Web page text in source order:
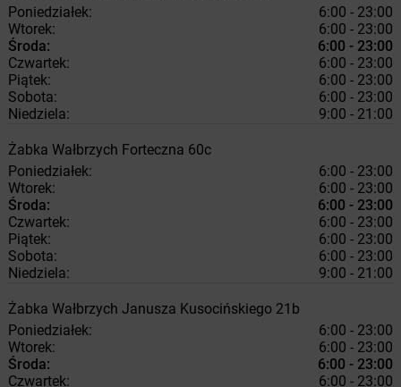
Poniedziałek:
6:00 - 23:00
Wtorek:
6:00 - 23:00
Środa:
6:00 - 23:00
Czwartek:
6:00 - 23:00
Piątek:
6:00 - 23:00
Sobota:
6:00 - 23:00
Niedziela:
9:00 - 21:00
Żabka Wałbrzych Forteczna 60c
Poniedziałek:
6:00 - 23:00
Wtorek:
6:00 - 23:00
Środa:
6:00 - 23:00
Czwartek:
6:00 - 23:00
Piątek:
6:00 - 23:00
Sobota:
6:00 - 23:00
Niedziela:
9:00 - 21:00
Żabka Wałbrzych Janusza Kusocińskiego 21b
Poniedziałek:
6:00 - 23:00
Wtorek:
6:00 - 23:00
Środa:
6:00 - 23:00
Czwartek:
6:00 - 23:00